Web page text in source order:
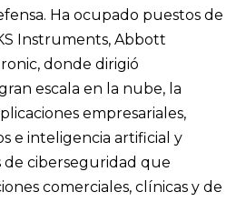
Ha ocupado puestos de
Instruments, Abbott
donde dirigió
escala en la nube, la
empresariales,
e inteligencia artificial y
de ciberseguridad que
comerciales, clínicas y de